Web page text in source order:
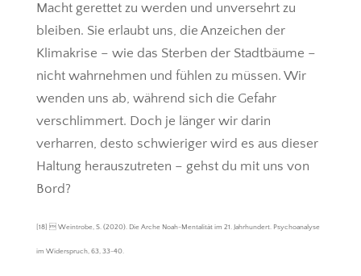
Macht gerettet zu werden und unversehrt zu
bleiben. Sie erlaubt uns, die Anzeichen der
Klimakrise – wie das Sterben der Stadtbäume –
nicht wahrnehmen und fühlen zu müssen. Wir
wenden uns ab, während sich die Gefahr
verschlimmert. Doch je länger wir darin
verharren, desto schwieriger wird es aus dieser
Haltung herauszutreten – gehst du mit uns von
Bord?
[18]  Weintrobe, S. (2020). Die Arche Noah-Mentalität im 21. Jahrhundert. Psychoanalyse
im Widerspruch, 63, 33-40.